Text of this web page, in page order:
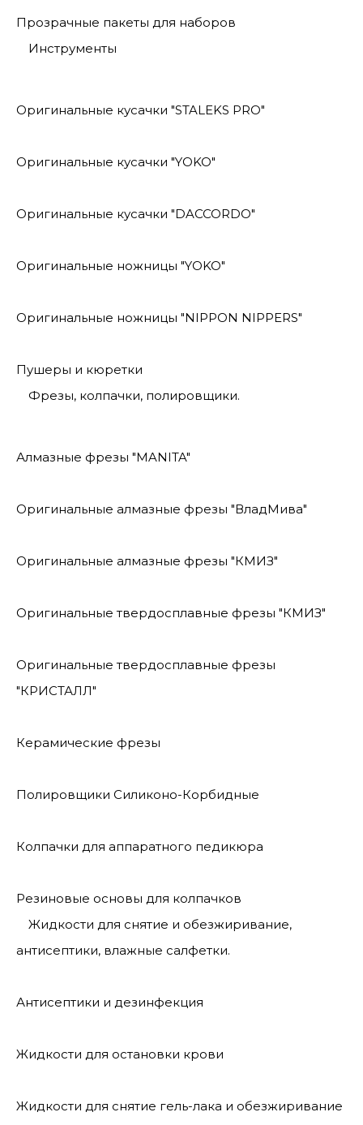
Прозрачные пакеты для наборов
Инструменты
Оригинальные кусачки "STALEKS PRO"
Оригинальные кусачки "YOKO"
Оригинальные кусачки "DACCORDO"
Оригинальные ножницы "YOKO"
Оригинальные ножницы "NIPPON NIPPERS"
Пушеры и кюретки
Фрезы, колпачки, полировщики.
Алмазные фрезы "MANITA"
Оригинальные алмазные фрезы "ВладМива"
Оригинальные алмазные фрезы "КМИЗ"
Оригинальные твердосплавные фрезы "КМИЗ"
Оригинальные твердосплавные фрезы
"КРИСТАЛЛ"
Керамические фрезы
Полировщики Силиконо-Корбидные
Колпачки для аппаратного педикюра
Резиновые основы для колпачков
Жидкости для снятие и обезжиривание,
антисептики, влажные салфетки.
Антисептики и дезинфекция
Жидкости для остановки крови
Жидкости для снятие гель-лака и обезжиривание